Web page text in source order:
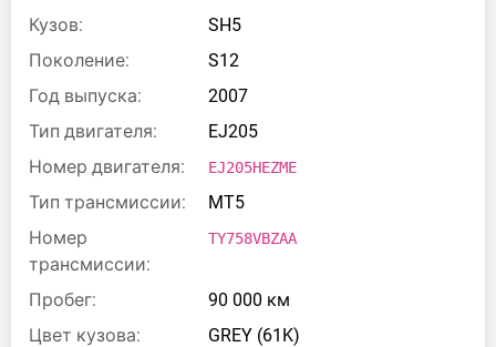
Кузов:
SH5
Поколение:
S12
Год выпуска:
2007
Тип двигателя:
EJ205
Номер двигателя:
EJ205HEZME
Тип трансмиссии:
MT5
Номер
трансмиссии:
TY758VBZAA
Пробег:
90 000 км
Цвет кузова:
GREY (61K)